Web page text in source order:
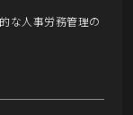
な人事労務管理の